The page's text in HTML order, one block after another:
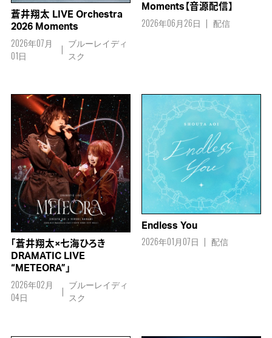
蒼井翔太 LIVE Orchestra
2026 Moments
2026年07月
01日
ブルーレイディ
スク
Moments【音源配信】
2026年06月26日 配信
「蒼井翔太×七海ひろき
DRAMATIC LIVE
“METEORA”」
2026年02月
04日
ブルーレイディ
スク
Endless You
2026年01月07日 配信